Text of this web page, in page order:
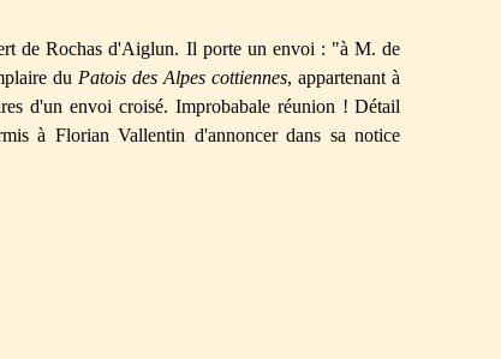
de Rochas d'Aiglun. Il porte un envoi : "à M. de
du Patois des Alpes cottiennes, appartenant à
d'un envoi croisé. Improbabale réunion ! Détail
à Florian Vallentin d'annoncer dans sa notice